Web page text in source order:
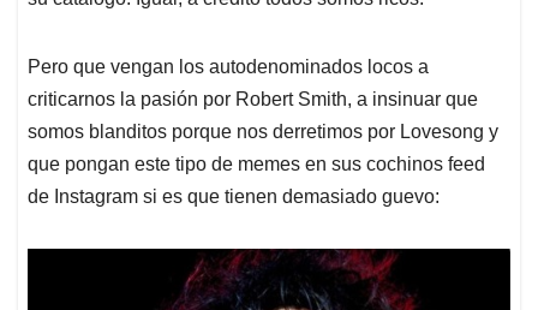
Pero que vengan los autodenominados locos a
criticarnos la pasión por Robert Smith, a insinuar que
somos blanditos porque nos derretimos por Lovesong y
que pongan este tipo de memes en sus cochinos feed
de Instagram si es que tienen demasiado guevo: